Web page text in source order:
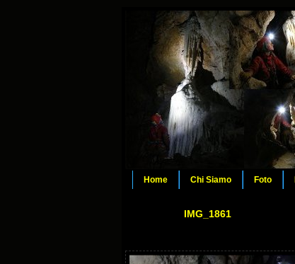
Home Chi Siamo Foto
IMG_1861